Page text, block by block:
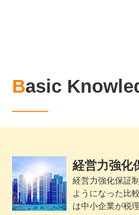
Basic
経営力強化
経営力強化保証
ようになった比
は中小企業が税